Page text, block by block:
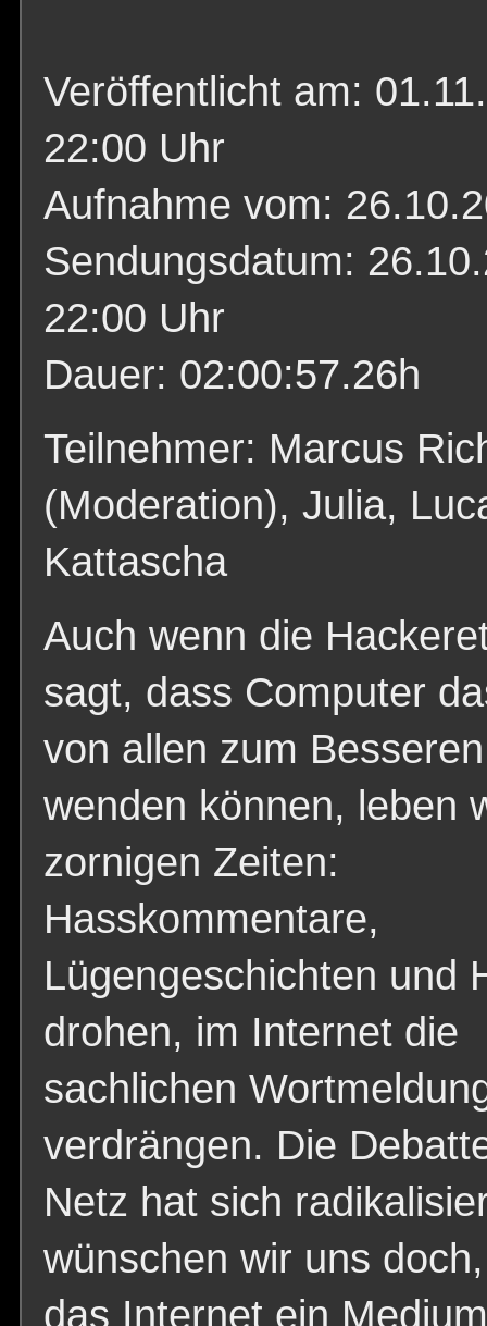
Veröffentlicht am:
22:00 Uhr
Aufnahme vom:
Sendungsdatum:
22:00 Uhr
Dauer: 02:00:57.26h
Teilnehmer: Marcus
(Moderation), Julia,
Kattascha
Auch wenn die
sagt, dass Computer
von allen zum Besseren
wenden können, leben
zornigen Zeiten:
Hasskommentare,
Lügengeschichten und
drohen, im Internet die
sachlichen
verdrängen. Die
Netz hat sich
wünschen wir uns
das Internet ein